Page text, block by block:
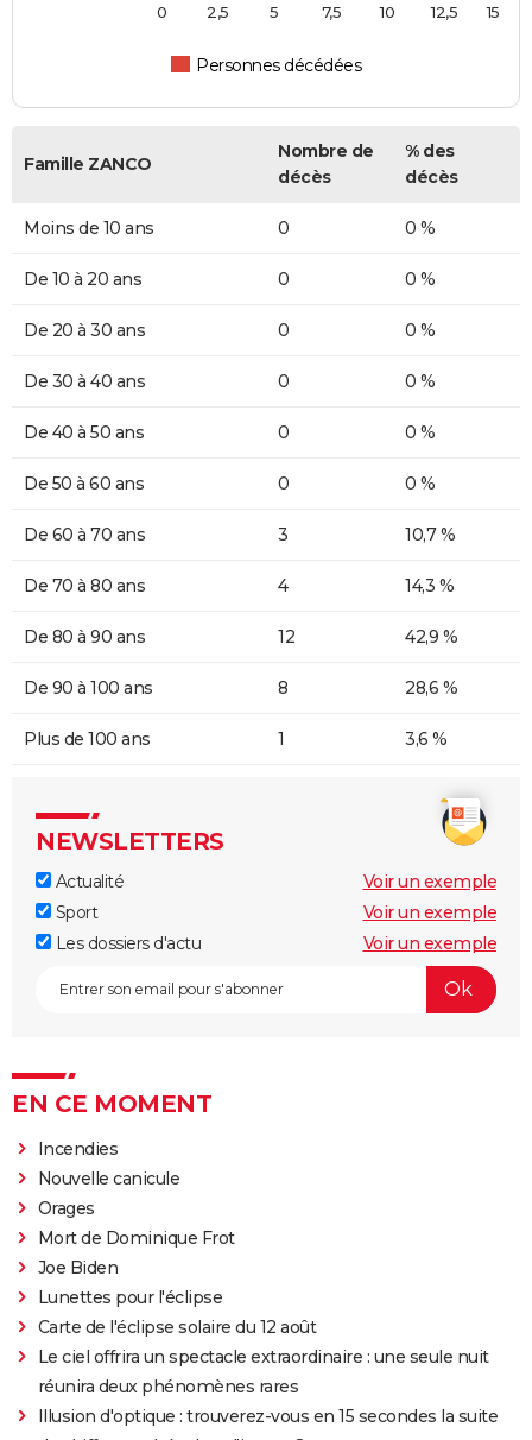
Personnes décédées
0 2,5 5 7,5 10 12,5 15
Famille ZANCO
Nombre de
décès
% des
décès
Moins de 10 ans 0 0 %
De 10 à 20 ans 0 0 %
De 20 à 30 ans 0 0 %
De 30 à 40 ans 0 0 %
De 40 à 50 ans 0 0 %
De 50 à 60 ans 0 0 %
De 60 à 70 ans 3 10,7 %
De 70 à 80 ans 4 14,3 %
De 80 à 90 ans 12 42,9 %
De 90 à 100 ans 8 28,6 %
Plus de 100 ans 1 3,6 %
NEWSLETTERS
Actualité
Voir un exemple
Sport
Voir un exemple
Les dossiers d'actu
Voir un exemple
EN CE MOMENT
Incendies
Nouvelle canicule
Orages
Mort de Dominique Frot
Joe Biden
Lunettes pour l'éclipse
Carte de l'éclipse solaire du 12 août
Le ciel offrira un spectacle extraordinaire : une seule nuit
réunira deux phénomènes rares
Illusion d'optique : trouverez-vous en 15 secondes la suite